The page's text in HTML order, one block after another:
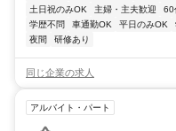
土日祝のみOK
主婦・主夫歓迎 60
学歴不問
車通勤OK 平日のみOK
夜間
研修あり
同じ企業の求人
アルバイト・パート